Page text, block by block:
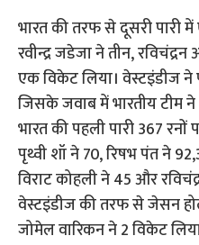
भारत की तरफ से दूसरी पारी
रवीन्द्र जडेजा ने तीन,
एक विकेट लिया। वेस्टइंडीज ने
जिसके जवाब में भारतीय टीम
भारत की पहली पारी 367
पृथ्वी शॉ ने 70, रिषभ पंत ने
विराट कोहली ने 45 और
वेस्टइंडीज की तरफ से जेसन
जोमेल वारिकन ने 2 विकेट